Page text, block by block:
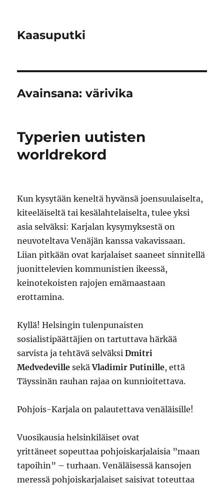
Kaasuputki
Avainsana:värivika
Typerien uutisten
worldrekord
Kun kysytään keneltä hyvänsä joensuulaiselta,
kiteeläiseltä tai kesälahtelaiselta, tulee yksi
asia selväksi: Karjalan kysymyksestä on
neuvoteltava Venäjän kanssa vakavissaan.
Liian pitkään ovat karjalaiset saaneet sinnitellä
juonittelevien kommunistien ikeessä,
keinotekoisten rajojen emämaastaan
erottamina.
Kyllä! Helsingin tulenpunaisten
sosialistipäättäjien on tartuttava härkää
sarvista ja tehtävä selväksiDmitri
Medvedeville sekäVladimir Putinille, että
Täyssinän rauhan rajaa on kunnioitettava.
Pohjois-Karjala on palautettava venäläisille!
Vuosikausia helsinkiläiset ovat
yrittäneet sopeuttaa pohjoiskarjalaisia ”maan
tapoihin” – turhaan. Venäläisessä kansojen
meressä pohjoiskarjalaiset saisivat toteuttaa